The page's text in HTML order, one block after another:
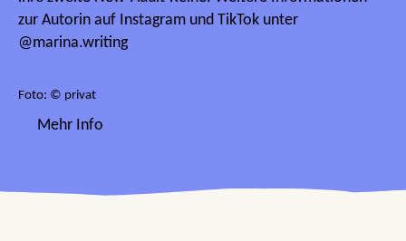
zur Autorin auf Instagram und TikTok unter
@marina.writing
Foto: © privat
Mehr Info